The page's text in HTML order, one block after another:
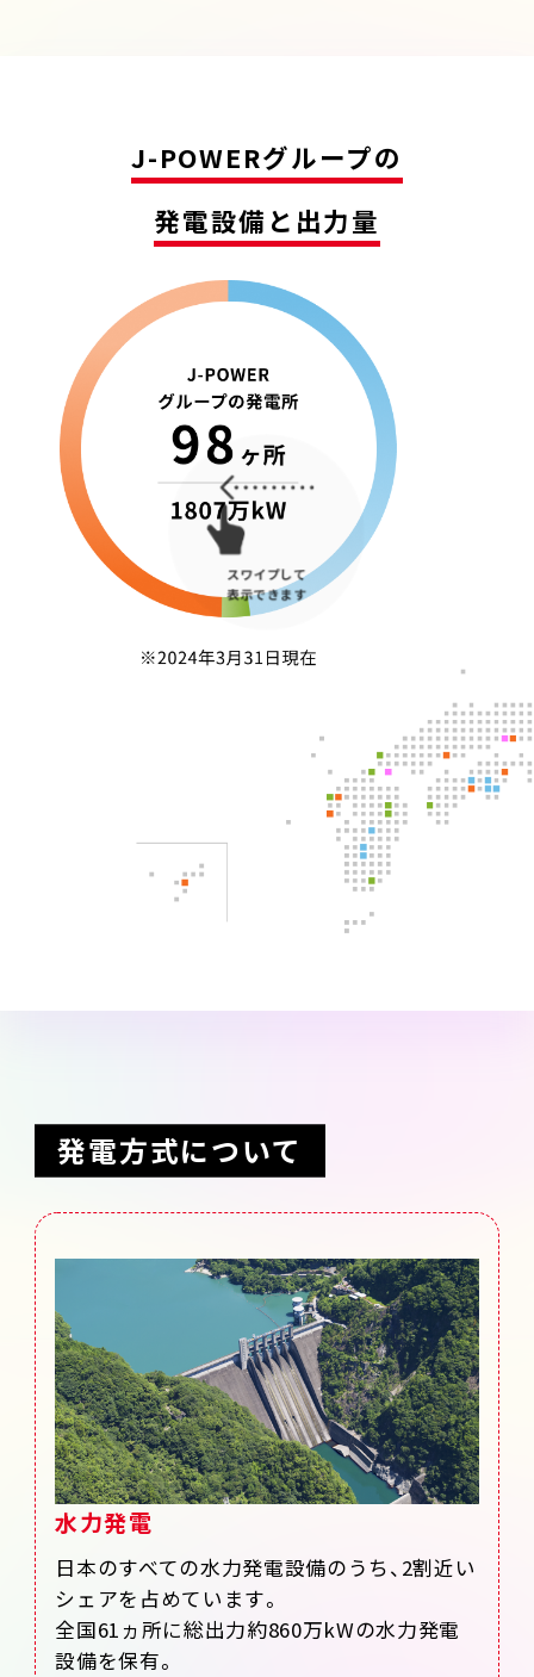
J-POWERグループの
発電設備と出力量
発電方式について
水力発電
日本のすべての水力発電設備のうち、2割近い
シェアを占めています。
全国61ヵ所に総出力約860万kWの水力発電
設備を保有。